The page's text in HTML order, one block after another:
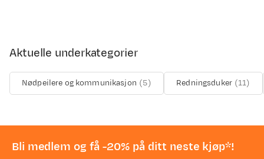
Aktuelle underkategorier
Nødpeilere og kommunikasjon (5) Redningsduker (11)
Bli medlem og få -20% på ditt neste kjøp*!